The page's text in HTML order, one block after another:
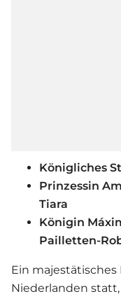
Königliches
Prinzessin
Tiara
Königin
Pailletten-
Ein
Niederlanden